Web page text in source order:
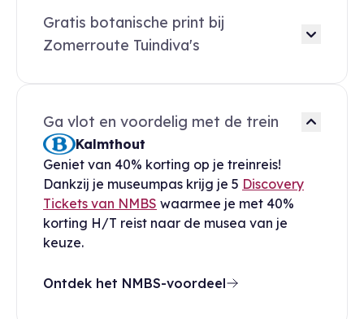
Gratis botanische print bij
Zomerroute Tuindiva's
Ga vlot en voordelig met de trein
Kalmthout
Geniet van 40% korting op je treinreis!
Dankzij je museumpas krijg je 5 Discovery
Tickets van NMBS waarmee je met 40%
korting H/T reist naar de musea van je
keuze.
Ontdek het NMBS-voordeel